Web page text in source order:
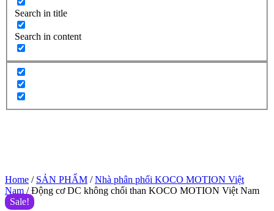
Search in title
Search in content
Home / SẢN PHẨM /Nhà phân phối KOCO MOTION Việt
Nam / Động cơ DC không chổi than KOCO MOTION Việt Nam
Sale!